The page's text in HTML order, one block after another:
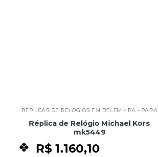
RÉPLICAS DE RELÓGIOS EM BELÉM - PA - PARÁ
Réplica de Relógio Michael Kors
mk5449
R$ 1.160,10